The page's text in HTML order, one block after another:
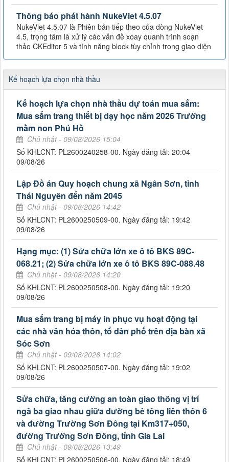
Thông báo phát hành NukeViet 4.5.07
NukeViet 4.5.07 là Phiên bản tiếp theo của dòng NukeViet
4.5, trọng tâm là xử lý các vấn đề xoay quanh trình soạn
thảo CKEditor 5 và tính năng block tùy chỉnh trong giao diện
Kế hoạch lựa chọn nhà thầu
Kế hoạch lựa chọn nhà thầu dự toán mua sắm:
Mua sắm trang thiết bị dạy học năm 2026 Trường
mầm non Phú Hồ
Chủ nhật - 09/08/2026 15:04
Số KHLCNT: PL2600240258-00. Ngày đăng tải: 20:04
09/08/26
Lập Đồ án Quy hoạch chung xã Ngân Sơn, tỉnh
Thái Nguyên đến năm 2045
Chủ nhật - 09/08/2026 14:42
Số KHLCNT: PL2600250509-00. Ngày đăng tải: 19:42
09/08/26
Hạng mục: (1) Sửa chữa lớn xe ô tô BKS 89C-
068.21; (2) Sửa chữa lớn xe ô tô BKS 89C-088.48
Chủ nhật - 09/08/2026 14:20
Số KHLCNT: PL2600250508-00. Ngày đăng tải: 19:20
09/08/26
Mua sắm trang bị máy in phục vụ hoạt động tại
các nhà văn hóa thôn, tổ dân phố trên địa bàn xã
Sóc Sơn
Chủ nhật - 09/08/2026 14:02
Số KHLCNT: PL2600250507-00. Ngày đăng tải: 19:02
09/08/26
Sửa chữa, tăng cường an toàn giao thông vị trí
ngã ba giao nhau giữa đường bê tông liên thôn 6
và đường Trường Sơn Đông tại Km317+050,
đường Trường Sơn Đông, tỉnh Gia Lai
Chủ nhật - 09/08/2026 13:49
Số KHLCNT: PL2600250506-00. Ngày đăng tải: 18:49